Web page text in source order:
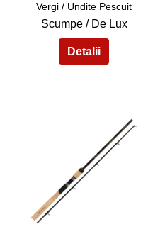
Vergi / Undite Pescuit
Scumpe / De Lux
44